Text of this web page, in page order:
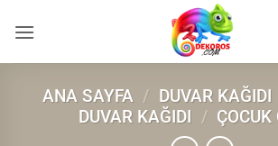
atla
ANA SAYFA / DUVAR KAĞIDI
DUVAR KAĞIDI / ÇOCUK